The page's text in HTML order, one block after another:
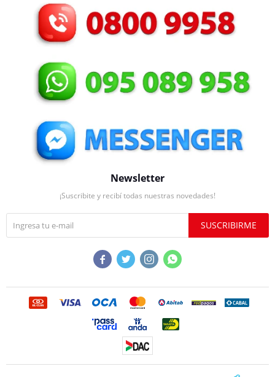
Newsletter
¡Suscribite y recibí todas nuestras novedades!
SUSCRIBIRME
   